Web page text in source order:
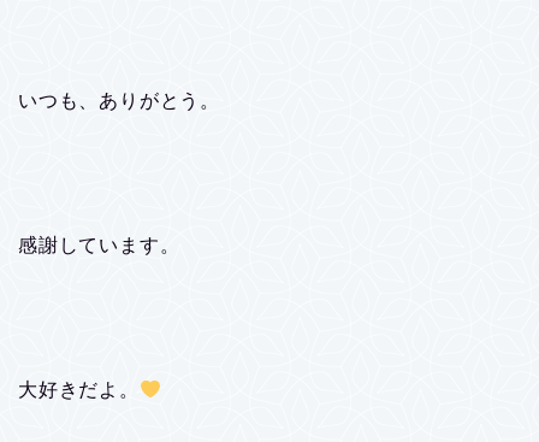
いつも、ありがとう。
感謝しています。
大好きだよ。